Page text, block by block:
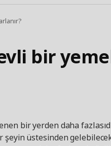
bir
bir yerden daha
üstesinden